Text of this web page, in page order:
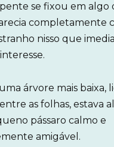
se fixou em algo
completamente
nisso que
árvore mais baixa,
as folhas, estava
pássaro calmo e
amigável.